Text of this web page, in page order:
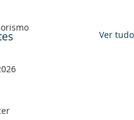
Ver tudo